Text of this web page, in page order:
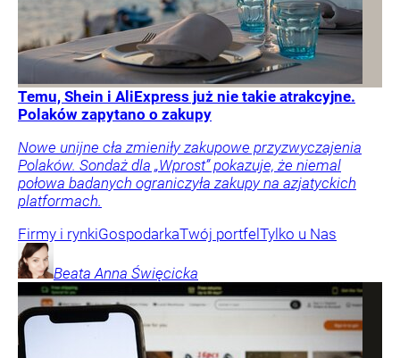
Temu, Shein i AliExpress już nie takie atrakcyjne.
Polaków zapytano o zakupy
Nowe unijne cła zmieniły zakupowe przyzwyczajenia
Polaków. Sondaż dla „Wprost” pokazuje, że niemal
połowa badanych ograniczyła zakupy na azjatyckich
platformach.
Firmy i rynkiGospodarkaTwój portfelTylko u Nas
Beata Anna Święcicka